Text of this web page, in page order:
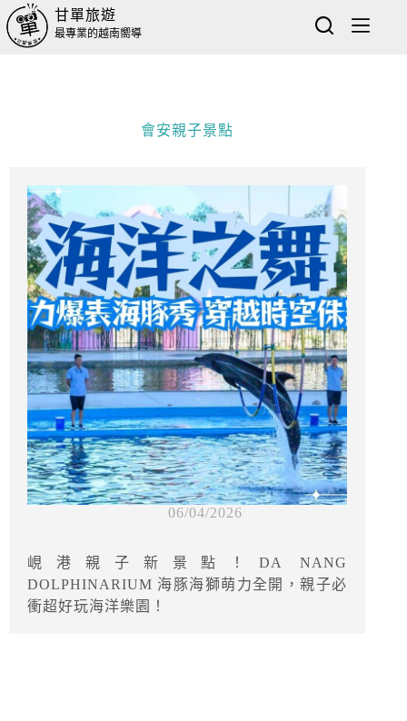
甘單旅遊
最專業的越南嚮導
會安親子景點
06/04/2026
峴港親子新景點！DA NANG
DOLPHINARIUM 海豚海獅萌力全開，親子必
衝超好玩海洋樂園！